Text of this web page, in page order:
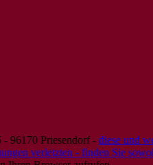
- 96170 Priesendorf - diese und
verletzten - finden Sie